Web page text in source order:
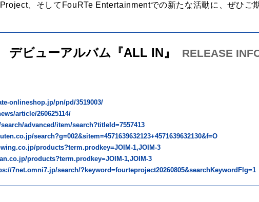
、そしてFouRTe Entertainmentでの新たな活動に、ぜひご
ビューアルバム『ALL IN』 RELEASE
onlineshop.jp/pn/pd/3519003/
article/260625114/
advanced/item/search?titleId=7557413
search?g=002&sitem=4571639632123+4571639632130&f=O
products?term.prodkey=JOIM-1,JOIM-3
products?term.prodkey=JOIM-1,JOIM-3
7net.omni7.jp/search/